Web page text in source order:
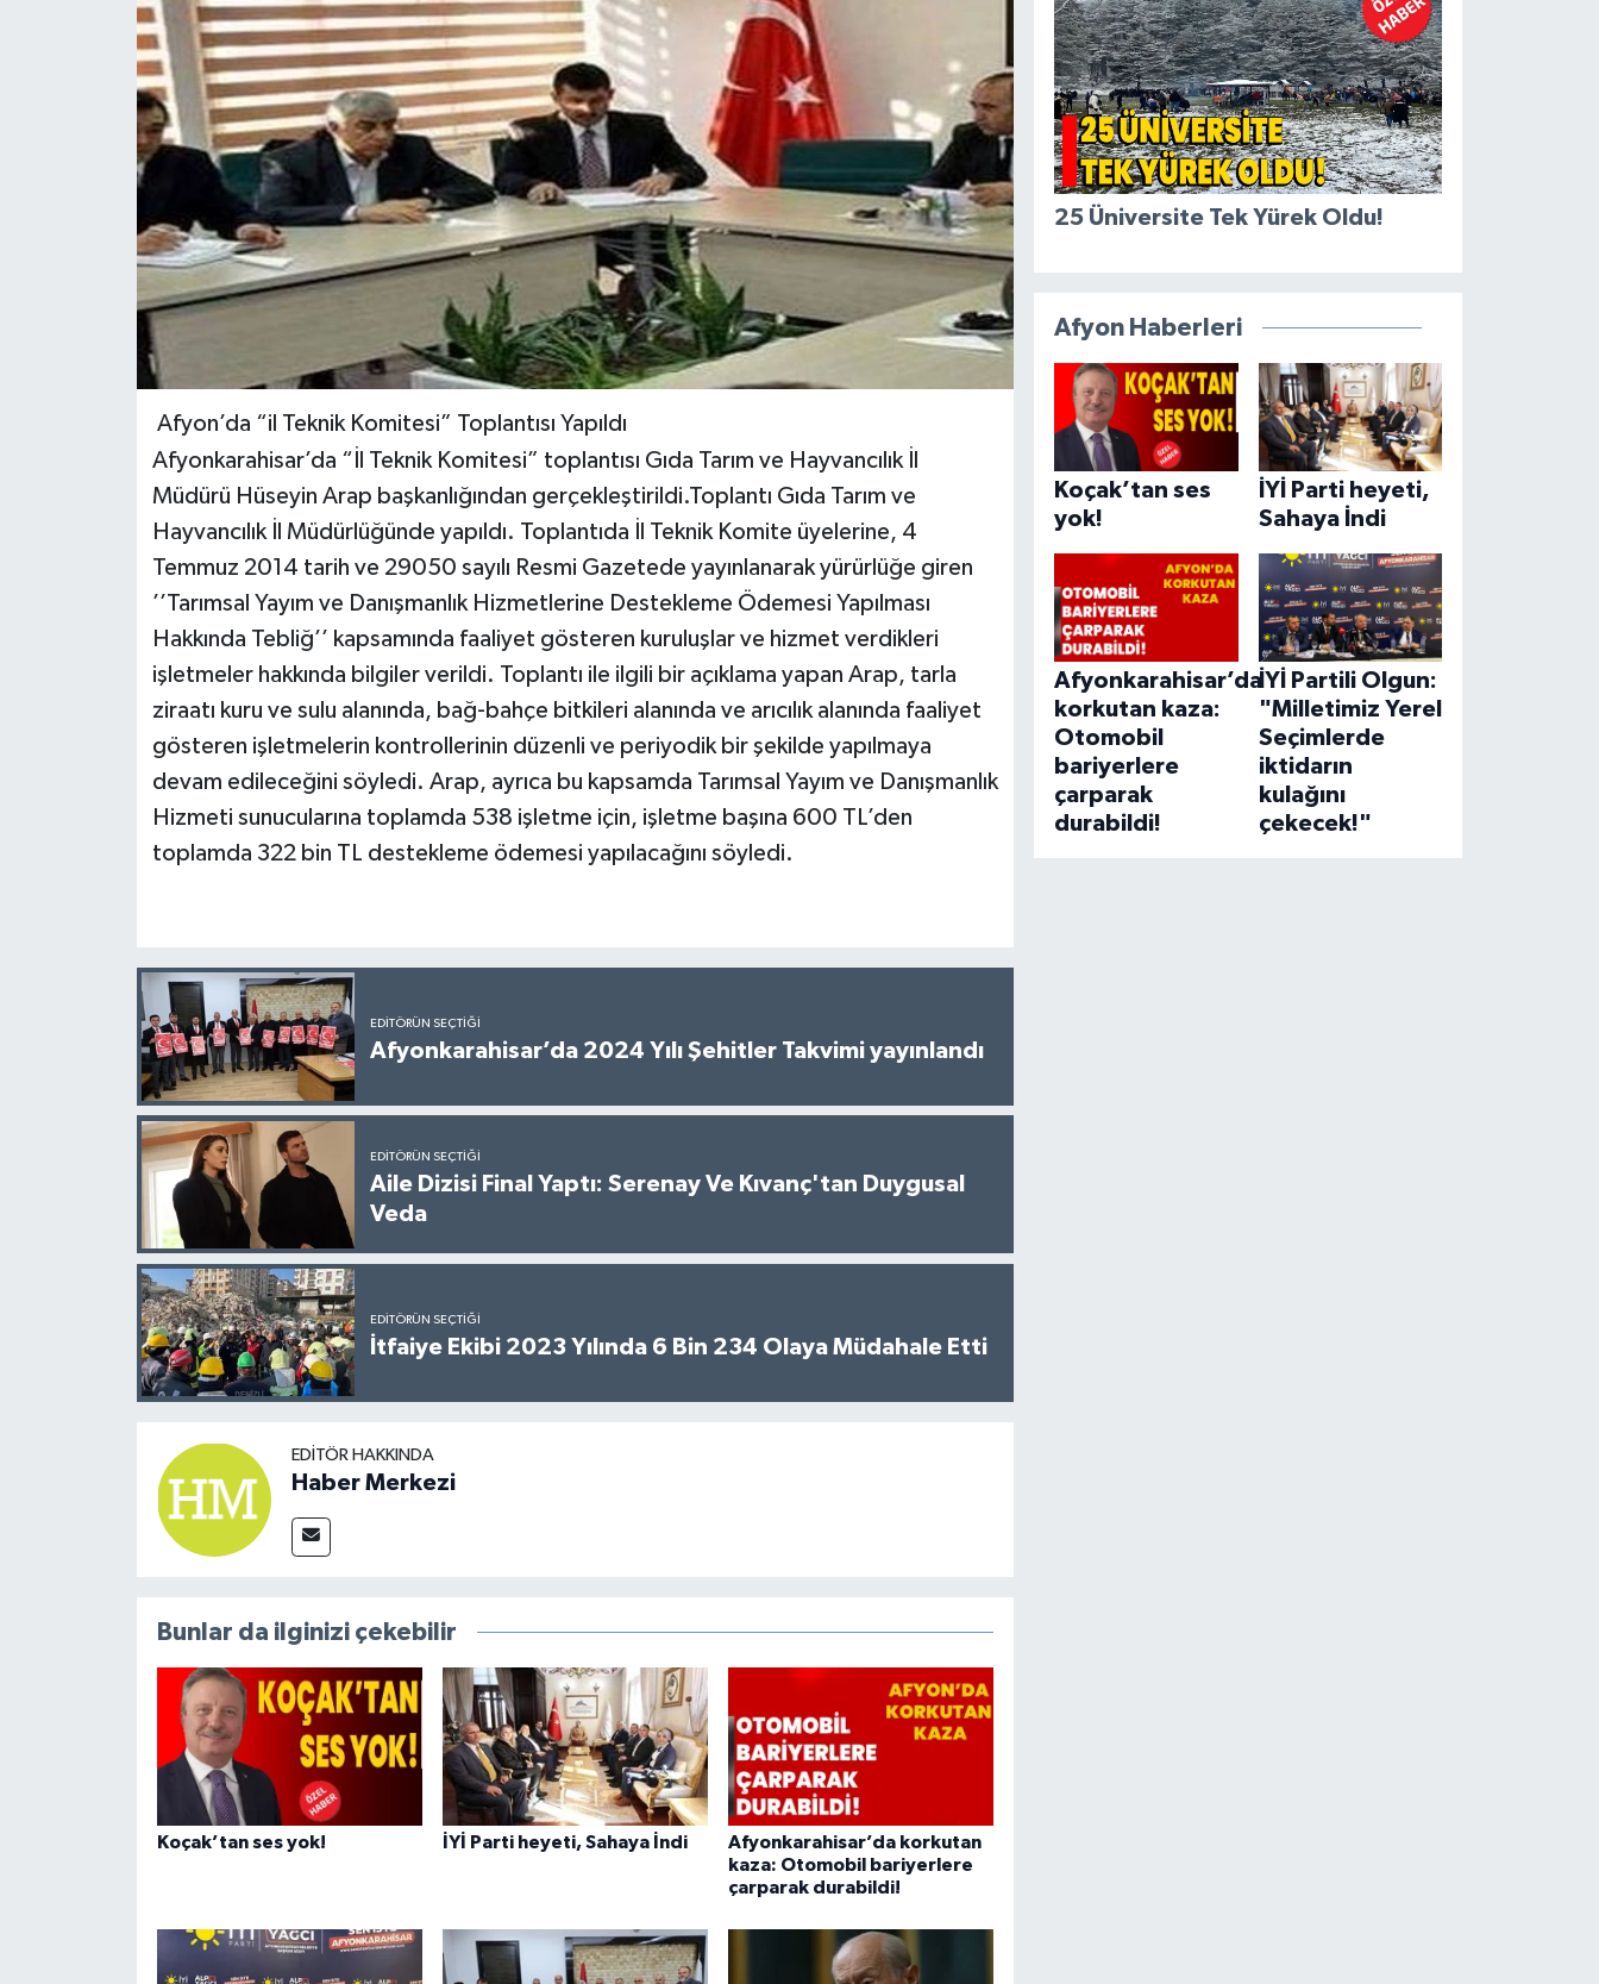
Afyon’da “il Teknik Komitesi” Toplantısı Yapıldı
Afyonkarahisar’da “İl Teknik Komitesi” toplantısı Gıda Tarım ve Hayvancılık İl
Müdürü Hüseyin Arap başkanlığından gerçekleştirildi.Toplantı Gıda Tarım ve
Hayvancılık İl Müdürlüğünde yapıldı. Toplantıda İl Teknik Komite üyelerine, 4
Temmuz 2014 tarih ve 29050 sayılı Resmi Gazetede yayınlanarak yürürlüğe giren
’’Tarımsal Yayım ve Danışmanlık Hizmetlerine Destekleme Ödemesi Yapılması
Hakkında Tebliğ’’ kapsamında faaliyet gösteren kuruluşlar ve hizmet verdikleri
işletmeler hakkında bilgiler verildi. Toplantı ile ilgili bir açıklama yapan Arap, tarla
ziraatı kuru ve sulu alanında, bağ-bahçe bitkileri alanında ve arıcılık alanında faaliyet
gösteren işletmelerin kontrollerinin düzenli ve periyodik bir şekilde yapılmaya
devam edileceğini söyledi. Arap, ayrıca bu kapsamda Tarımsal Yayım ve Danışmanlık
Hizmeti sunucularına toplamda 538 işletme için, işletme başına 600 TL’den
toplamda 322 bin TL destekleme ödemesi yapılacağını söyledi.
EDITÖRÜN SEÇTIĞI
Afyonkarahisar’da 2024 Yılı Şehitler Takvimi yayınlandı
EDITÖRÜN SEÇTIĞI
Aile Dizisi Final Yaptı: Serenay Ve Kıvanç'tan Duygusal
Veda
EDITÖRÜN SEÇTIĞI
İtfaiye Ekibi 2023 Yılında 6 Bin 234 Olaya Müdahale Etti
EDITÖR HAKKINDA
Haber Merkezi
Bunlar da ilginizi çekebilir
Koçak’tan ses yok! İYİ Parti heyeti, Sahaya İndi
Afyonkarahisar’da korkutan
kaza: Otomobil bariyerlere
çarparak durabildi!
25 Üniversite Tek Yürek Oldu!
Afyon Haberleri
Koçak’tan ses
yok!
İYİ Parti heyeti,
Sahaya İndi
Afyonkarahisar’da
korkutan kaza:
Otomobil
bariyerlere
çarparak
durabildi!
İYİ Partili Olgun:
"Milletimiz Yerel
Seçimlerde
iktidarın
kulağını
çekecek!"